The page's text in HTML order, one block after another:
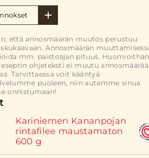
että annosmäärän muutos perustuu
Annosmäärän
mm. paistoajan pituus. Huomioithan
ohjeteksti ei muutu annosmäärää
Tarvittaessa voit kääntyä
puoleen, niin autamme sinua
onnistumaan!
Kariniemen Kananpojan
rintafilee maustamaton
600 g